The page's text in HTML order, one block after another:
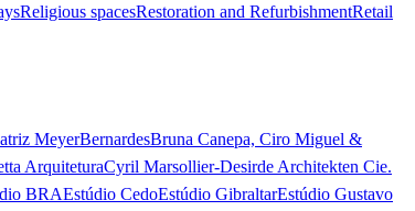
Religious spacesRestoration and RefurbishmentRetail
MeyerBernardesBruna Canepa, Ciro Miguel &
ArquiteturaCyril Marsollier-Desirde Architekten Cie.
BRAEstúdio CedoEstúdio GibraltarEstúdio Gustavo